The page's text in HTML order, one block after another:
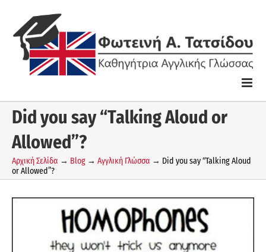
content
Did you say “Talking Aloud or
Allowed”?
Αρχική Σελίδα → Blog → Αγγλική Γλώσσα → Did you say “Talking Aloud
or Allowed”?